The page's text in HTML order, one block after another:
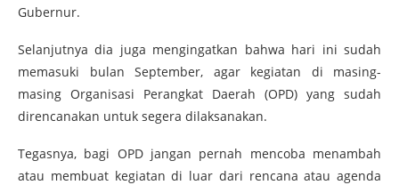
Gubernur.
Selanjutnya dia juga mengingatkan bahwa hari ini sudah
memasuki bulan September, agar kegiatan di masing-
masing Organisasi Perangkat Daerah (OPD) yang sudah
direncanakan untuk segera dilaksanakan.
Tegasnya, bagi OPD jangan pernah mencoba menambah
atau membuat kegiatan di luar dari rencana atau agenda